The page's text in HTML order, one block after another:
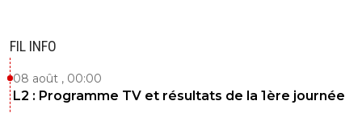
FIL INFO
08 août , 00:00
L2 : Programme TV et résultats de la 1ère journée